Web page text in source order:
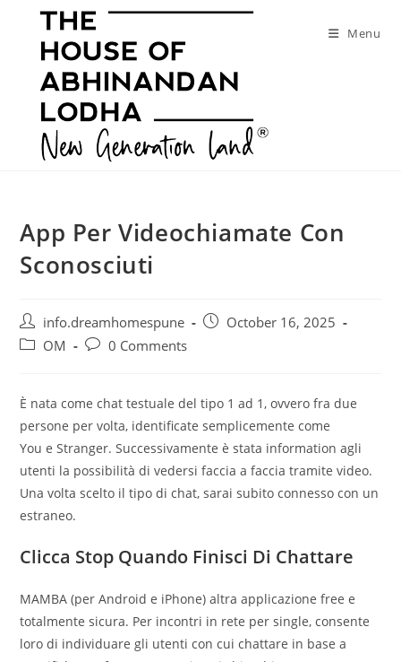
Menu
App Per Videochiamate Con
Sconosciuti
Post
author:
info.dreamhomespune
PostOctober 16, 2025
PostOM
Post0 Comments
È nata come chat testuale del tipo 1 ad 1, ovvero fra due
persone per volta, identificate semplicemente come
You e Stranger. Successivamente è stata information agli
utenti la possibilità di vedersi faccia a faccia tramite video.
Una volta scelto il tipo di chat, sarai subito connesso con un
estraneo.
Clicca Stop Quando Finisci Di Chattare
MAMBA (per Android e iPhone) altra applicazione free e
totalmente sicura. Per incontri in rete per single, consente
loro di individuare gli utenti con cui chattare in base a